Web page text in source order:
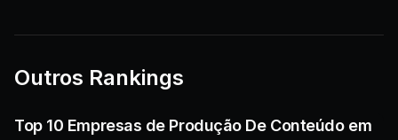
Outros Rankings
Top 10 Empresas de Produção De Conteúdo em